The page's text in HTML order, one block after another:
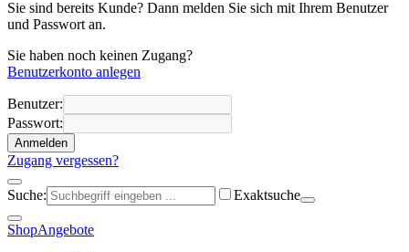
Sie sind bereits Kunde? Dann melden Sie sich mit Ihrem Benutzer
und Passwort an.
Sie haben noch keinen Zugang?
Benutzerkonto anlegen
Benutzer:
Passwort:
Anmelden
Zugang vergessen?
Suche: Exaktsuche
ShopAngebote